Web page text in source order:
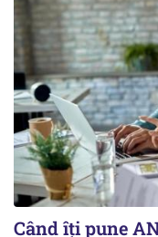
Când îți pune